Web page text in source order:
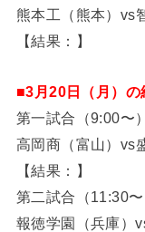
熊本工（熊本）vs
【結果：】
■3月20日（月）
第一試合（9:00〜）
高岡商（富山）vs
【結果：】
第二試合（11:30〜
報徳学園（兵庫）